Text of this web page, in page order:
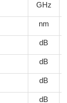
GHz
nm
dB
dB
dB
dB